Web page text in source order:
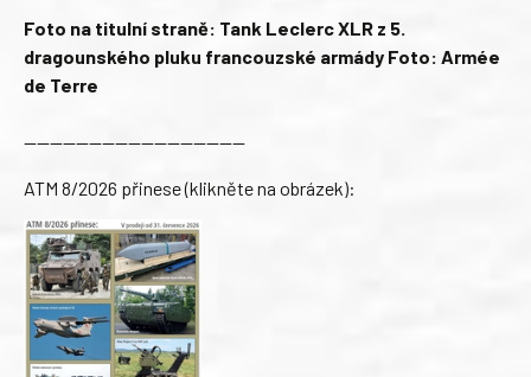
Foto na titulní straně: Tank Leclerc XLR z 5.
dragounského pluku francouzské armády Foto: Armée
de Terre
—————————————————
ATM 8/2026 přinese (klikněte na obrázek):